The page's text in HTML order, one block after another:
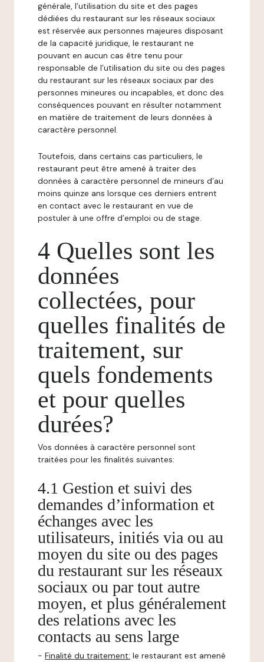
générale, l’utilisation du site et des pages
dédiées du restaurant sur les réseaux sociaux
est réservée aux personnes majeures disposant
de la capacité juridique, le restaurant ne
pouvant en aucun cas être tenu pour
responsable de l’utilisation du site ou des pages
du restaurant sur les réseaux sociaux par des
personnes mineures ou incapables, et donc des
conséquences pouvant en résulter notamment
en matière de traitement de leurs données à
caractère personnel.
Toutefois, dans certains cas particuliers, le
restaurant peut être amené à traiter des
données à caractère personnel de mineurs d’au
moins quinze ans lorsque ces derniers entrent
en contact avec le restaurant en vue de
postuler à une offre d’emploi ou de stage.
4 Quelles sont les
données
collectées, pour
quelles finalités de
traitement, sur
quels fondements
et pour quelles
durées?
Vos données à caractère personnel sont
traitées pour les finalités suivantes:
4.1 Gestion et suivi des
demandes d’information et
échanges avec les
utilisateurs, initiés via ou au
moyen du site ou des pages
du restaurant sur les réseaux
sociaux ou par tout autre
moyen, et plus généralement
des relations avec les
contacts au sens large
- Finalité du traitement: le restaurant est amené